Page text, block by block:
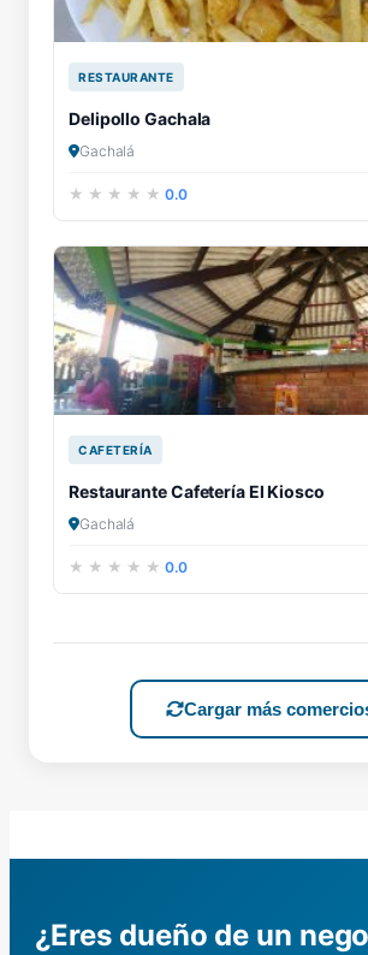
RESTAURANTE
Delipollo Gachala
Gachalá
0.0
CAFETERÍA
Restaurante Cafetería El Kiosco
Gachalá
0.0
Cargar más
¿Eres dueño de un